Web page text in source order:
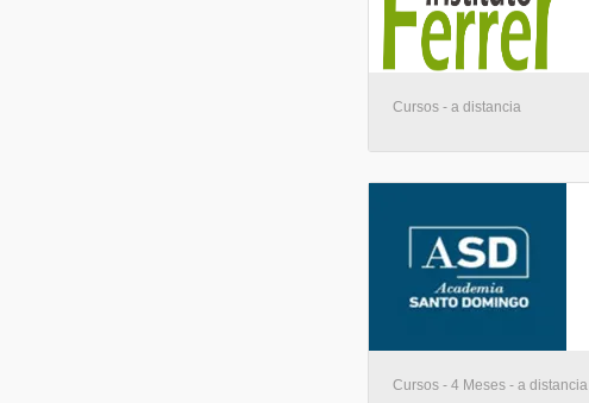
Cursos - a distancia
Cursos - 4 Meses - a distancia